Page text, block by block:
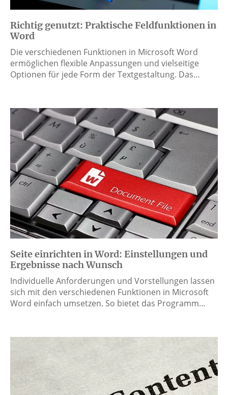
Richtig genutzt: Praktische Feldfunktionen in
Word
Die verschiedenen Funktionen in Microsoft Word
ermöglichen flexible Anpassungen und vielseitige
Optionen für jede Form der Textgestaltung. Das…
Seite einrichten in Word: Einstellungen und
Ergebnisse nach Wunsch
Individuelle Anforderungen und Vorstellungen lassen
sich mit den verschiedenen Funktionen in Microsoft
Word einfach umsetzen. So bietet das Programm…